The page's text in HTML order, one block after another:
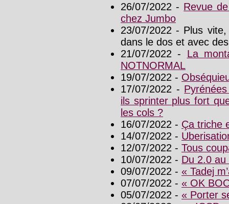
26/07/2022 - Revue
chez Jumbo
23/07/2022 - Plus
dans le dos et avec
21/07/2022 - La
NOTNORMAL
19/07/2022 -
17/07/2022 -
ils sprinter plus fort
les cols ?
16/07/2022 - Ça triche
14/07/2022 -
12/07/2022 - Tous
10/07/2022 - Du 2.0 au
09/07/2022 - « Tadej
07/07/2022 - « OK
05/07/2022 - « Porter